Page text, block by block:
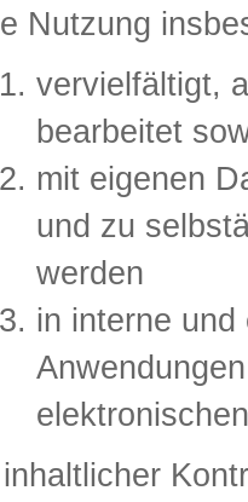
Nutzung
vervielfältigt,
bearbeitet
mit eigenen
und zu
werden
in interne